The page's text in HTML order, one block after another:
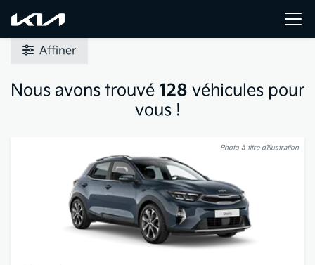
Affiner
Nous avons trouvé 128 véhicules pour
vous !
Photo à titre d’illustration